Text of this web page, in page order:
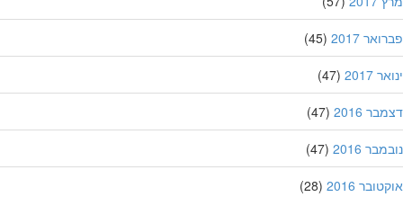
2017
(45)
2017
(47)
2016
(47)
2016
(47)
2016
(28)